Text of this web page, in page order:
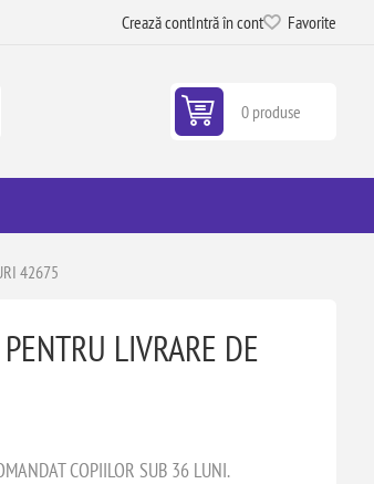
Crează contIntră în cont Favorite
0 produse
42675
LIVRARE DE
COPIILOR SUB 36 LUNI.